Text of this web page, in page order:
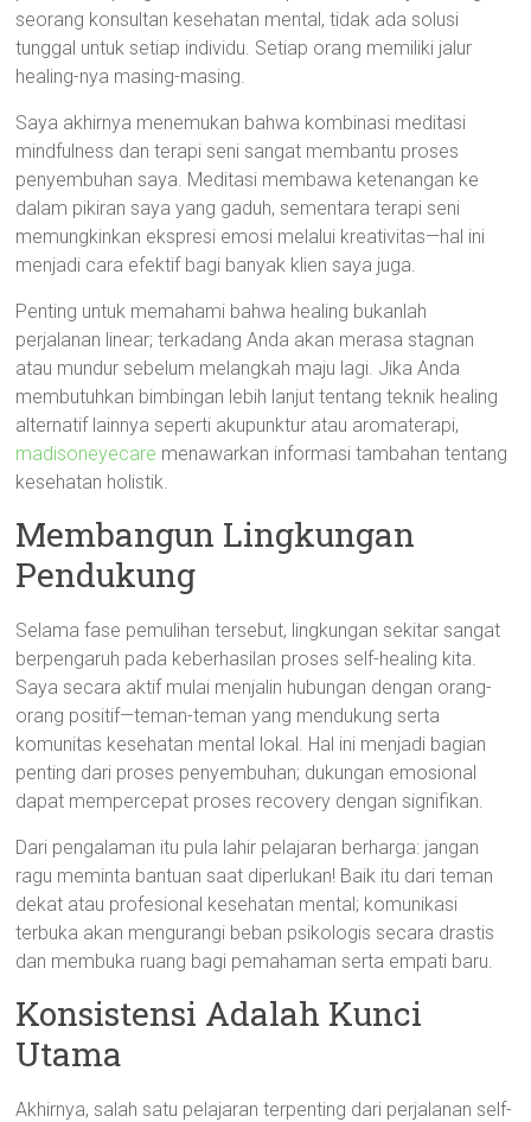
seorang konsultan kesehatan mental, tidak ada solusi
tunggal untuk setiap individu. Setiap orang memiliki jalur
healing-nya masing-masing.
Saya akhirnya menemukan bahwa kombinasi meditasi
mindfulness dan terapi seni sangat membantu proses
penyembuhan saya. Meditasi membawa ketenangan ke
dalam pikiran saya yang gaduh, sementara terapi seni
memungkinkan ekspresi emosi melalui kreativitas—hal ini
menjadi cara efektif bagi banyak klien saya juga.
Penting untuk memahami bahwa healing bukanlah
perjalanan linear; terkadang Anda akan merasa stagnan
atau mundur sebelum melangkah maju lagi. Jika Anda
membutuhkan bimbingan lebih lanjut tentang teknik healing
alternatif lainnya seperti akupunktur atau aromaterapi,
madisoneyecare menawarkan informasi tambahan tentang
kesehatan holistik.
Membangun Lingkungan
Pendukung
Selama fase pemulihan tersebut, lingkungan sekitar sangat
berpengaruh pada keberhasilan proses self-healing kita.
Saya secara aktif mulai menjalin hubungan dengan orang-
orang positif—teman-teman yang mendukung serta
komunitas kesehatan mental lokal. Hal ini menjadi bagian
penting dari proses penyembuhan; dukungan emosional
dapat mempercepat proses recovery dengan signifikan.
Dari pengalaman itu pula lahir pelajaran berharga: jangan
ragu meminta bantuan saat diperlukan! Baik itu dari teman
dekat atau profesional kesehatan mental; komunikasi
terbuka akan mengurangi beban psikologis secara drastis
dan membuka ruang bagi pemahaman serta empati baru.
Konsistensi Adalah Kunci
Utama
Akhirnya, salah satu pelajaran terpenting dari perjalanan self-